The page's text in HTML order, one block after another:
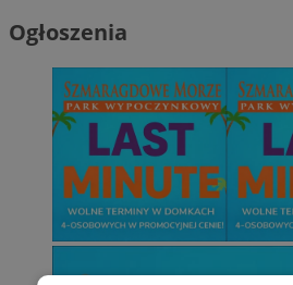
Ogłoszenia